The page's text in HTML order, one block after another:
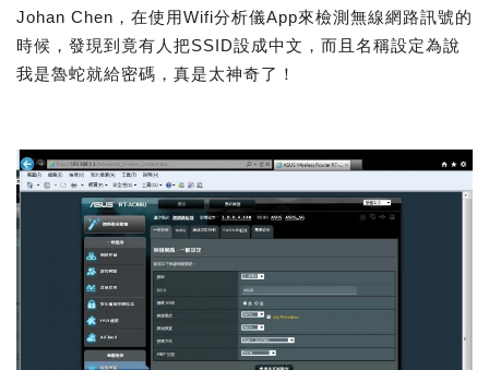
Johan Chen，在使用Wifi分析儀App來檢測無線網路訊號的
時候，發現到竟有人把SSID設成中文，而且名稱設定為說
我是魯蛇就給密碼，真是太神奇了！